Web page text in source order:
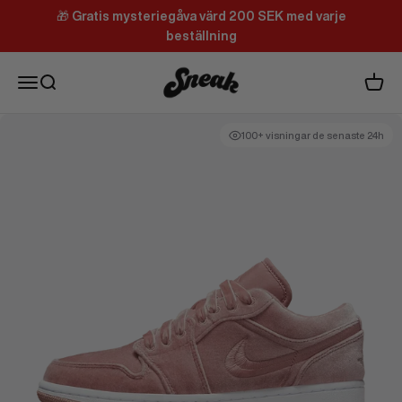
Hoppa till innehållet
🎁 Gratis mysteriegåva värd 200 SEK med varje
beställning
MenySök
Sneak
100+ visningar de senaste 24h